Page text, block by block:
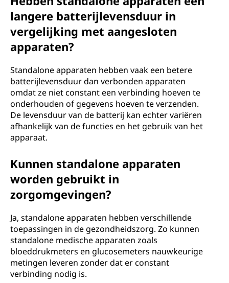
langere batterijlevensduur in
vergelijking met aangesloten
apparaten?
Standalone apparaten hebben vaak een betere
batterijlevensduur dan verbonden apparaten
omdat ze niet constant een verbinding hoeven te
onderhouden of gegevens hoeven te verzenden.
De levensduur van de batterij kan echter variëren
afhankelijk van de functies en het gebruik van het
apparaat.
Kunnen standalone apparaten
worden gebruikt in
zorgomgevingen?
Ja, standalone apparaten hebben verschillende
toepassingen in de gezondheidszorg. Zo kunnen
standalone medische apparaten zoals
bloeddrukmeters en glucosemeters nauwkeurige
metingen leveren zonder dat er constant
verbinding nodig is.